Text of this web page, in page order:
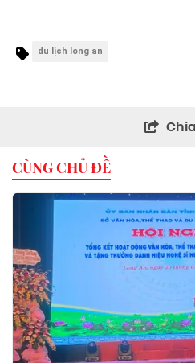
du lịch long an
CÙNG CHỦ ĐỀ